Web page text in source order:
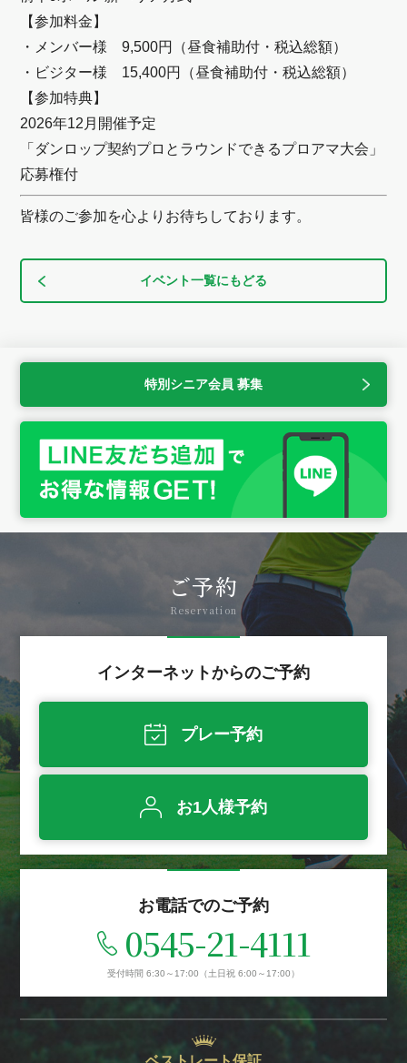
【参加料金】
・メンバー様 9,500円（昼食補助付・税込総額）
・ビジター様 15,400円（昼食補助付・税込総額）
【参加特典】
2026年12月開催予定
「ダンロップ契約プロとラウンドできるプロアマ大会」
応募権付
皆様のご参加を心よりお待ちしております。
イベント一覧にもどる
特別シニア会員 募集
ご予約
Reservation
インターネットからのご予約
プレー予約
お1人様予約
お電話でのご予約
0545-21-4111
受付時間 6:30～17:00 （土日祝 6:00～17:00）